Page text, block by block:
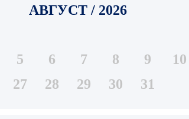
АВГУСТ / 2026
5 6 7 8 9 10
27 28 29 30 31